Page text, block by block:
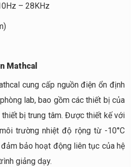
– 28KHz
Mathcal
cung cấp nguồn điện ổn định
lab, bao gồm các thiết bị của
bị trung tâm. Được thiết kế với
trường nhiệt độ rộng từ -10°C
bảo hoạt động liên tục của hệ
giảng dạy.